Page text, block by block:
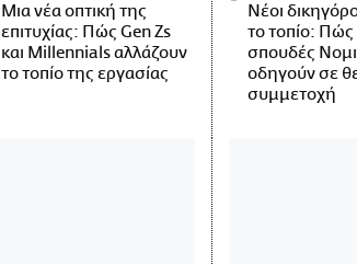
Μια νέα οπτική της
επιτυχίας: Πώς Gen Zs
και Millennials αλλάζουν
το τοπίο της εργασίας
Νέοι
το τοπίο: Πώς
σπουδές
οδηγούν σε
συμμετοχή